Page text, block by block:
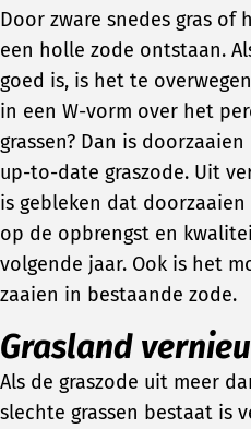
Door zware snedes gras of
een holle zode ontstaan.
goed is, is het te
in een W-vorm over het
grassen? Dan is
up-to-date graszode. Uit
is gebleken dat
op de opbrengst en
volgende jaar. Ook is het
zaaien in bestaande zode.
Grasland
Als de graszode uit meer
slechte grassen bestaat is